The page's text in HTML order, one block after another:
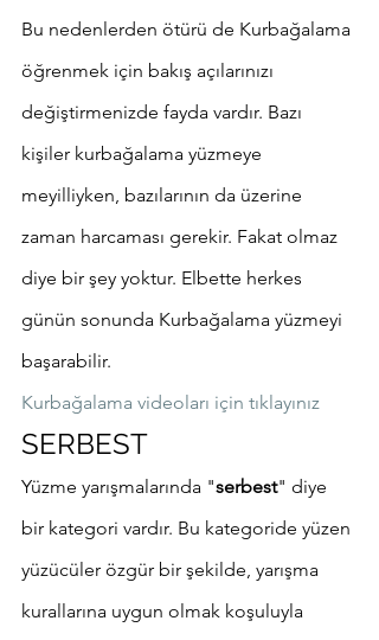
Bu nedenlerden ötürü de Kurbağalama
öğrenmek için bakış açılarınızı
değiştirmenizde fayda vardır. Bazı
kişiler kurbağalama yüzmeye
meyilliyken, bazılarının da üzerine
zaman harcaması gerekir. Fakat olmaz
diye bir şey yoktur. Elbette herkes
günün sonunda Kurbağalama yüzmeyi
başarabilir.
Kurbağalama videoları için tıklayınız
SERBEST
Yüzme yarışmalarında "serbest" diye
bir kategori vardır. Bu kategoride yüzen
yüzücüler özgür bir şekilde, yarışma
kurallarına uygun olmak koşuluyla